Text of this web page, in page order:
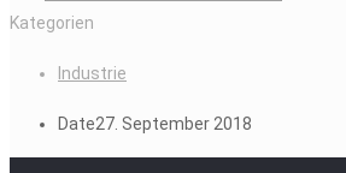
Kategorien
Industrie
Date27. September 2018